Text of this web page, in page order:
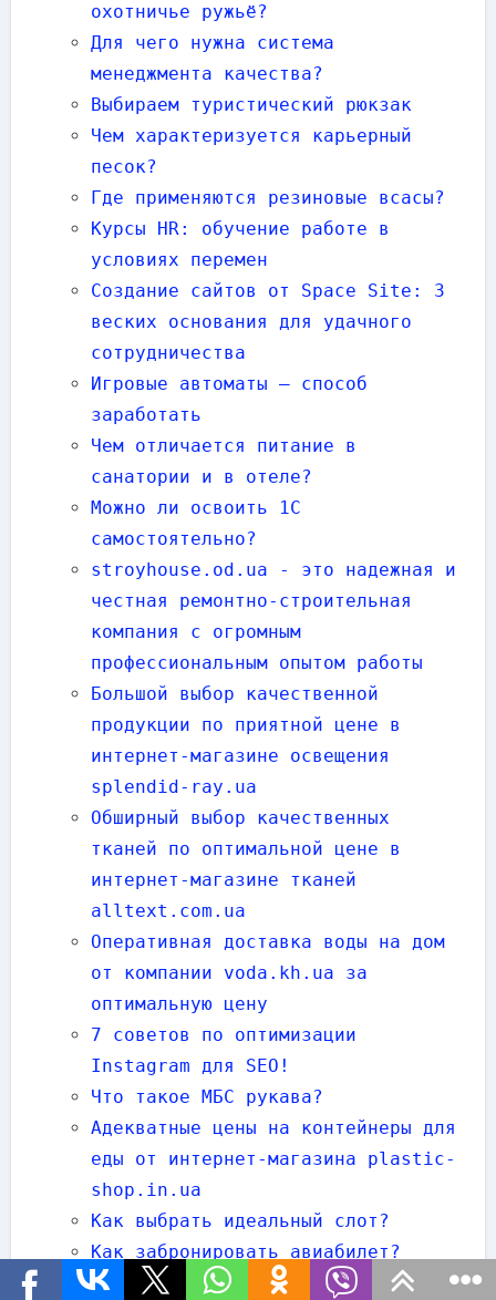
охотничье ружьё?
Для чего нужна система
менеджмента качества?
Выбираем туристический рюкзак
Чем характеризуется карьерный
песок?
Где применяются резиновые всасы?
Курсы HR: обучение работе в
условиях перемен
Создание сайтов от Space Site: 3
веских основания для удачного
сотрудничества
Игровые автоматы — способ
заработать
Чем отличается питание в
санатории и в отеле?
Можно ли освоить 1С
самостоятельно?
stroyhouse.od.ua - это надежная и
честная ремонтно-строительная
компания с огромным
профессиональным опытом работы
Большой выбор качественной
продукции по приятной цене в
интернет-магазине освещения
splendid-ray.ua
Обширный выбор качественных
тканей по оптимальной цене в
интернет-магазине тканей
alltext.com.ua
Оперативная доставка воды на дом
от компании voda.kh.ua за
оптимальную цену
7 советов по оптимизации
Instagram для SEO!
Что такое МБС рукава?
Адекватные цены на контейнеры для
еды от интернет-магазина plastic-
shop.in.ua
Как выбрать идеальный слот?
Как забронировать авиабилет?
Путь от медицинского вуза до